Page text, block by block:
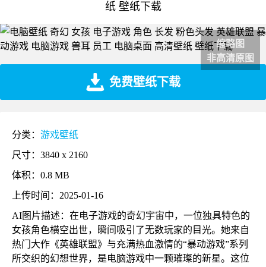
纸 壁纸下载
缩略图
非高清原图
免费壁纸下载
分类： 游戏壁纸
尺寸：3840 x 2160
体积：0.8 MB
上传时间：2025-01-16
AI图片描述：在电子游戏的奇幻宇宙中，一位独具特色的
女孩角色横空出世，瞬间吸引了无数玩家的目光。她来自
热门大作《英雄联盟》与充满热血激情的“暴动游戏”系列
所交织的幻想世界，是电脑游戏中一颗璀璨的新星。这位